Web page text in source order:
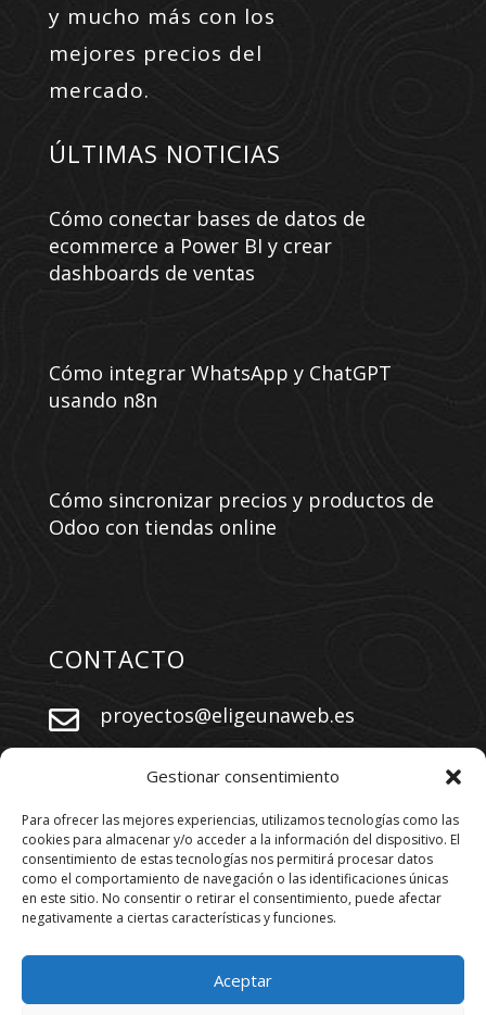
Gestionar consentimiento
Para ofrecer las mejores experiencias, utilizamos tecnologías como las
cookies para almacenar y/o acceder a la información del dispositivo. El
consentimiento de estas tecnologías nos permitirá procesar datos
como el comportamiento de navegación o las identificaciones únicas
en este sitio. No consentir o retirar el consentimiento, puede afectar
negativamente a ciertas características y funciones.
Aceptar
y mucho más con los
mejores precios del
mercado.
ÚLTIMAS NOTICIAS
Cómo conectar bases de datos de
ecommerce a Power BI y crear
dashboards de ventas
Cómo integrar WhatsApp y ChatGPT
usando n8n
Cómo sincronizar precios y productos de
Odoo con tiendas online
CONTACTO
 proyectos@eligeunaweb.es
SÍGUENOS